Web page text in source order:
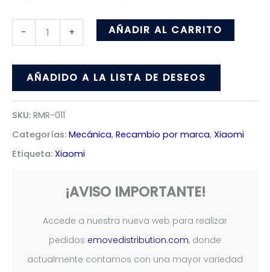
-
Guia
de
Aro
Patiente
M365
+ AÑADIR AL CARRITO
AÑADIDO A LA LISTA DE DESEOS
SKU: RMR-011
Categorías: Mecánica, Recambio por marca, Xiaomi
Etiqueta: Xiaomi
¡AVISO IMPORTANTE!
Accede a nuestra nueva web para realizar
pedidos emovedistribution.com, donde
actualmente contamos con una mayor variedad